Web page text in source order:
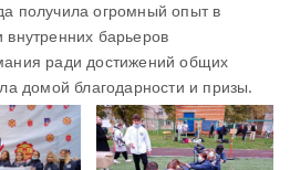
получила огромный опыт в
внутренних барьеров
ради достижений общих
домой благодарности и призы.